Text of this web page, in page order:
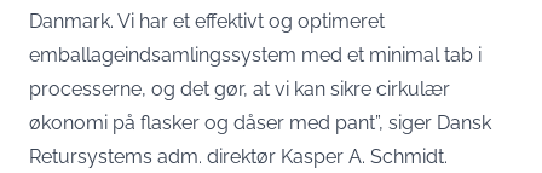
Danmark. Vi har et effektivt og optimeret
emballageindsamlingssystem med et minimal tab i
processerne, og det gør, at vi kan sikre cirkulær
økonomi på flasker og dåser med pant”, siger Dansk
Retursystems adm. direktør Kasper A. Schmidt.